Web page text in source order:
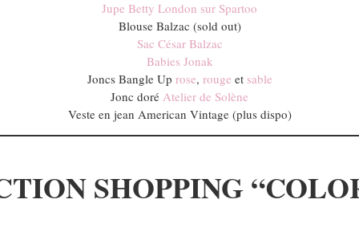
Jupe Betty London sur Spartoo
Blouse Balzac (sold out)
Sac César Balzac
Babies Jonak
Joncs Bangle Up rose, rouge et sable
Jonc doré Atelier de Solène
Veste en jean American Vintage (plus dispo)
SHOPPING